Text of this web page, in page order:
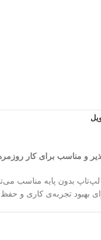
لپ‌تاپ بدون پایه مناسب
بهبود تجربه‌ی کاری و